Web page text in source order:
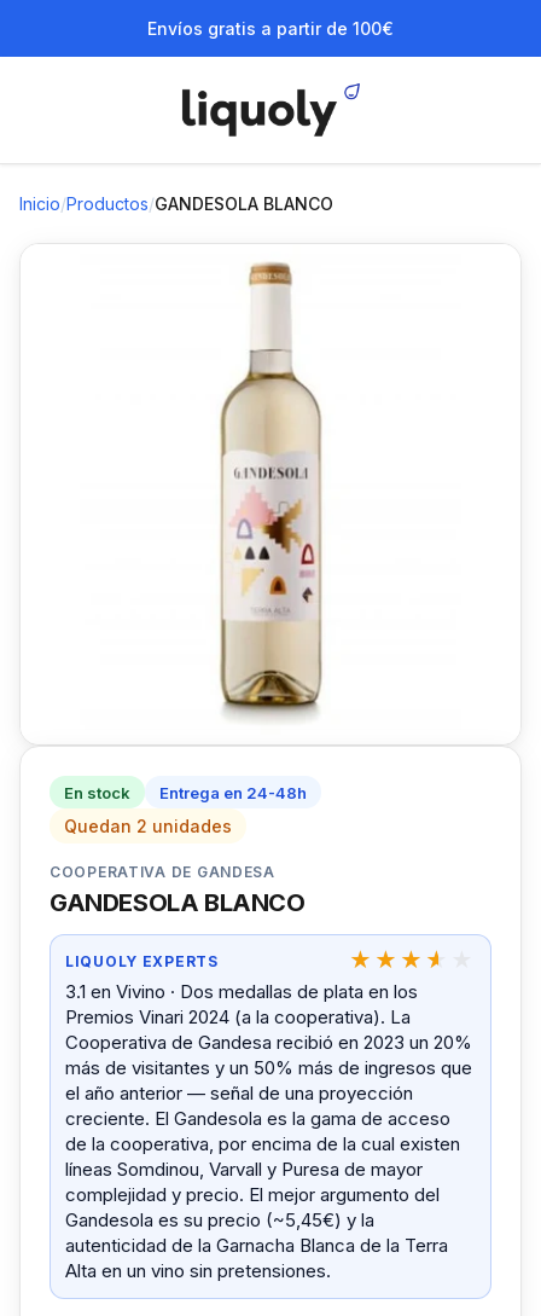
Envíos gratis a partir de 100€
Inicio/Productos/GANDESOLA BLANCO
En stock Entrega en 24-48h
Quedan 2 unidades
COOPERATIVA DE GANDESA
GANDESOLA BLANCO
LIQUOLY EXPERTS
3.1 en Vivino · Dos medallas de plata en los
Premios Vinari 2024 (a la cooperativa). La
Cooperativa de Gandesa recibió en 2023 un 20%
más de visitantes y un 50% más de ingresos que
el año anterior — señal de una proyección
creciente. El Gandesola es la gama de acceso
de la cooperativa, por encima de la cual existen
líneas Somdinou, Varvall y Puresa de mayor
complejidad y precio. El mejor argumento del
Gandesola es su precio (~5,45€) y la
autenticidad de la Garnacha Blanca de la Terra
Alta en un vino sin pretensiones.